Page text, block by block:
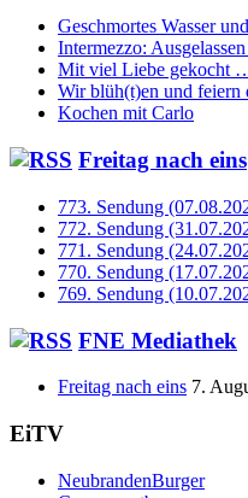
Geschmortes Wasser
Intermezzo:
Mit viel Liebe gekocht
Wir blüh(t)en und feiern
Kochen mit Carlo
Freitag nach eins
773. Sendung
772. Sendung
771. Sendung
770. Sendung
769. Sendung
FNE Mediathek
Freitag nach eins 7.
EiTV
NeubrandenBurger